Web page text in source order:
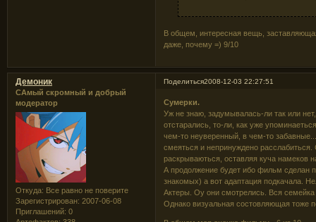
В общем, интересная вещь,
даже, почему =) 9/10
Поделиться2008-12-03 22:27:51
Демоник
САмый скромный и добрый
модератор
Откуда: Все равно не поверите
Зарегистрирован: 2007-06-08
Приглашений: 0
Сумерки.
Уж не знаю, задумывалась-ли так или
отстарались, то-ли, как уже
чем-то неуверенный, в чем-то
смеяться и непринуждено расслабиться.
раскрываються, оставляя куча намеков
А продолжение будет ибо фильм сделан
знакомых) а вот адаптация подкачала.
Актеры. Оу они смотрелись. Вся
Однако визуальная состовляющая